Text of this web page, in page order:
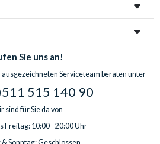
Sie uns an!
ausgezeichneten Serviceteam beraten unter
515 140 90
sind für Sie da von
Freitag: 10:00 - 20:00 Uhr